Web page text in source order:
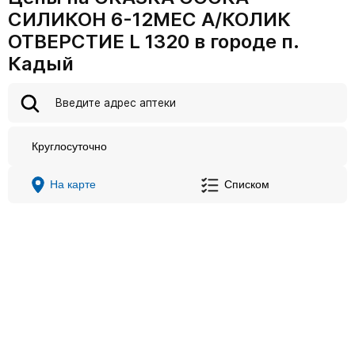
СИЛИКОН 6-12МЕС А/КОЛИК
ОТВЕРСТИЕ L 1320 в городе п.
Кадый
Круглосуточно
На карте Списком